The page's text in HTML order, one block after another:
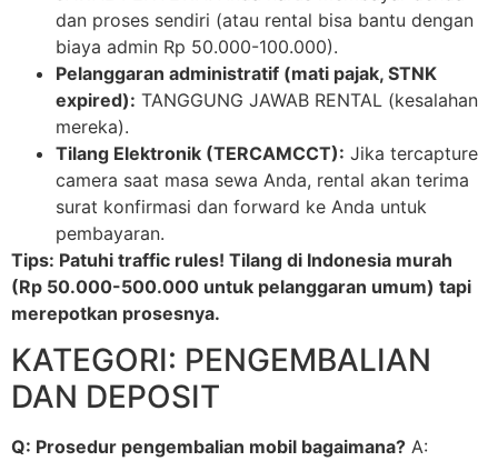
dan proses sendiri (atau rental bisa bantu dengan
biaya admin Rp 50.000-100.000).
Pelanggaran administratif (mati pajak, STNK
expired): TANGGUNG JAWAB RENTAL (kesalahan
mereka).
Tilang Elektronik (TERCAMCCT): Jika tercapture
camera saat masa sewa Anda, rental akan terima
surat konfirmasi dan forward ke Anda untuk
pembayaran.
Tips: Patuhi traffic rules! Tilang di Indonesia murah
(Rp 50.000-500.000 untuk pelanggaran umum) tapi
merepotkan prosesnya.
KATEGORI: PENGEMBALIAN
DAN DEPOSIT
Q: Prosedur pengembalian mobil bagaimana? A: